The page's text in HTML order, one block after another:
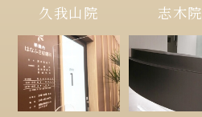
久我山院 志木院